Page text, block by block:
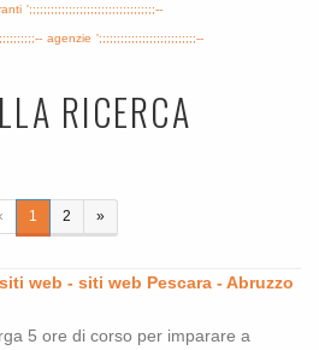
';;;;;;;;;;;;;;;;;;;;;;;;;;;;;;;;;;;--
agenzie ';;;;;;;;;;;;;;;;;;;;;;;;;;;--
RICERCA
1 2 »
web - siti web Pescara - Abruzzo
5 ore di corso per imparare a